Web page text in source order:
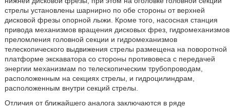
стрелы установлены шарнирно по обе стороны от верхней
дисковой фрезы опорной лыжи. Кроме того, насосная станция
привода механизмов вращения дисковых фрез, гидромеханизмов
преломления головной секции и гидромеханизмов
телескопического выдвижения стрелы размещена на поворотной
платформе экскаватора со стороны противовеса с передачей
энергии механизмам по телескопическим трубопроводам,
расположенным на секциях стрелы, и гидроцилиндрам,
расположенным внутри секций стрелы.
Отличия от ближайшего аналога заключаются в ряде